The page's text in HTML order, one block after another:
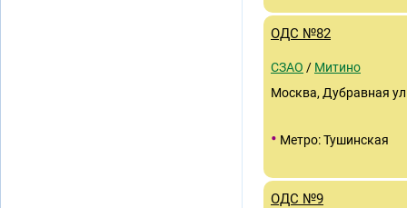
ОДС №82
СЗАО / Митино
Москва, Дубравная
• Метро: Тушинская
ОДС №9